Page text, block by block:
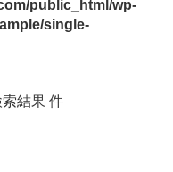
public_html/wp-
single-
結果 件